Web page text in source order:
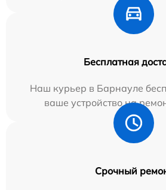
Бесплатная
Наш курьер в Барнауле
ваше устройство на
Срочный